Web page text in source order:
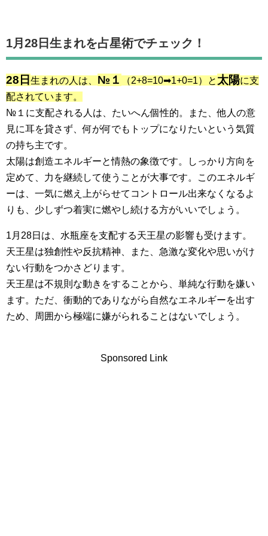
1月28日生まれを占星術でチェック！
28日 生まれの人は、 №１ （2+8=10➡1+0=1）と 太陽に支
配されています。
№１に支配される人は、たいへん個性的。また、他人の意
見に耳を貸さず、何が何でもトップになりたいという気質
の持ち主です。
太陽は創造エネルギーと情熱の象徴です。しっかり方向を
定めて、力を継続して使うことが大事です。このエネルギ
ーは、一気に燃え上がらせてコントロール出来なくなるよ
りも、少しずつ着実に燃やし続ける方がいいでしょう。
1月28日は、水瓶座を支配する天王星の影響も受けます。
天王星は独創性や反抗精神、また、急激な変化や思いがけ
ない行動をつかさどります。
天王星は不規則な動きをすることから、単純な行動を嫌い
ます。ただ、衝動的でありながら自然なエネルギーを出す
ため、周囲から極端に嫌がられることはないでしょう。
Sponsored Link